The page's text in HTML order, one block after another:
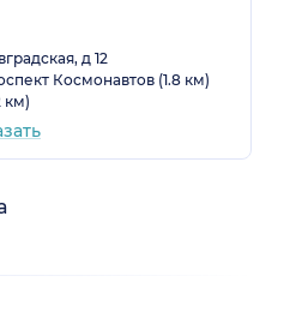
д 12
Космонавтов (1.8 км)
км)